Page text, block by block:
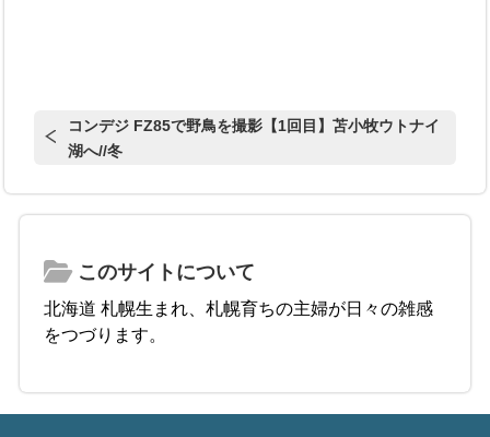
コンデジ FZ85で野鳥を撮影【1回目】苫小牧ウトナイ
湖へ//冬
このサイトについて
北海道 札幌生まれ、札幌育ちの主婦が日々の雑感
をつづります。